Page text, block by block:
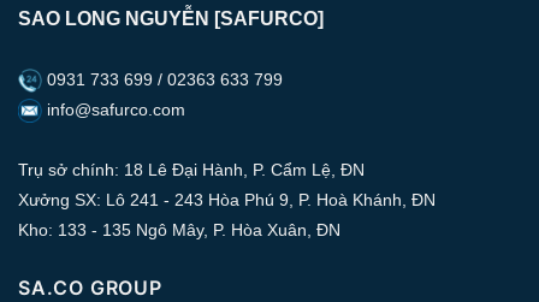
SAO LONG NGUYỄN [SAFURCO]
0931 733 699 / 02363 633 799
info@safurco.com
Trụ sở chính: 18 Lê Đại Hành, P. Cẩm Lệ, ĐN
Xưởng SX: Lô 241 - 243 Hòa Phú 9, P. Hoà Khánh, ĐN
Kho: 133 - 135 Ngô Mây, P. Hòa Xuân, ĐN
SA.CO GROUP